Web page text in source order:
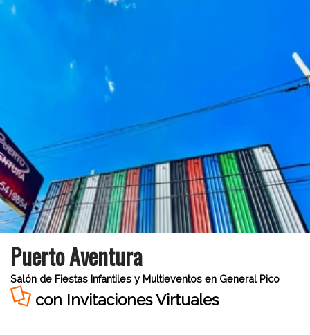
Puerto Aventura
Salón de Fiestas Infantiles y Multieventos en General Pico
con Invitaciones Virtuales